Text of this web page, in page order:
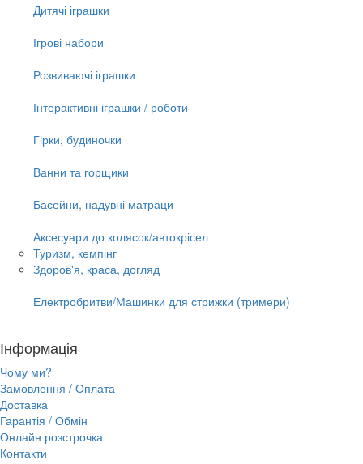
Дитячі іграшки
Ігрові набори
Розвиваючі іграшки
Інтерактивні іграшки / роботи
Гірки, будиночки
Ванни та горщики
Басейни, надувні матраци
Аксесуари до колясок/автокрісел
Туризм, кемпінг
Здоров'я, краса, догляд
Електробритви/Машинки для стрижки (тримери)
Інформація
Чому ми?
Замовлення / Оплата
Доставка
Гарантія / Обмін
Онлайн розстрочка
Контакти